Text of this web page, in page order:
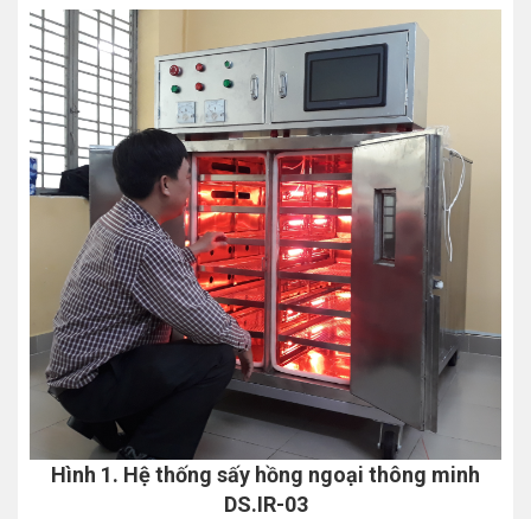
Hình 1. Hệ thống sấy hồng ngoại thông minh
DS.IR-03